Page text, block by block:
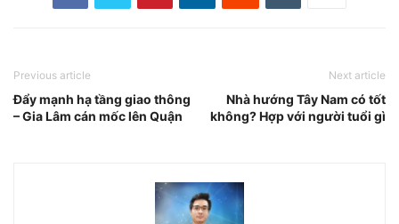
Previous article
Đẩy mạnh hạ tầng giao thông
– Gia Lâm cán mốc lên Quận
Next article
Nhà hướng Tây Nam có tốt
không? Hợp với người tuổi gì